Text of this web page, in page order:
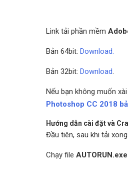
Link tải phần mềm
Bản 64bit: Download.
Bản 32bit: Download
Nếu bạn không muốn
Photoshop CC 2018
Hướng dẫn cài đặt và
Đầu tiên, sau khi tải
Chạy file